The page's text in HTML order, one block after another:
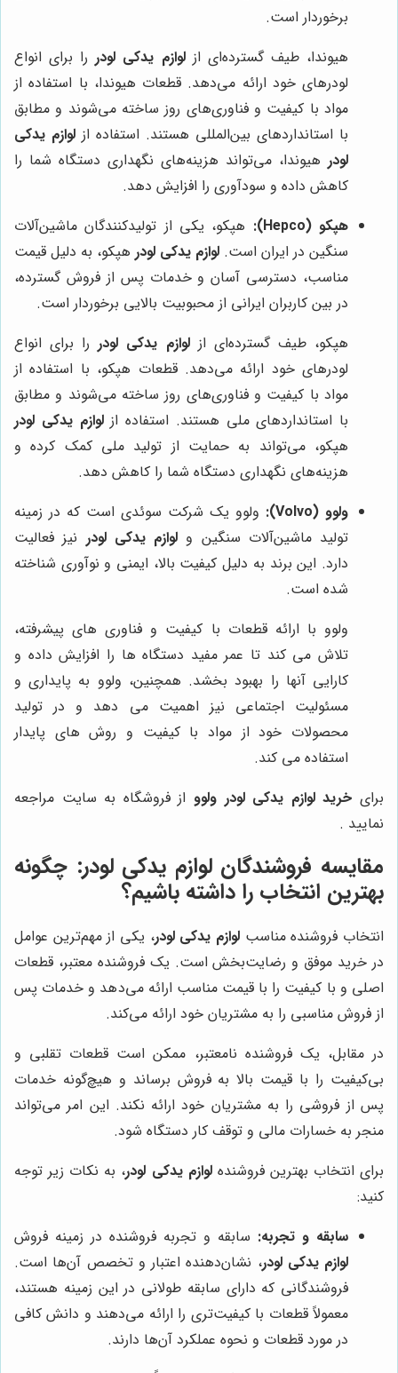
برخوردار است.
هیوندا، طیف گسترده‌ای ازلوازم یدکی لودررا برای انواع
لودرهای خود ارائه می‌دهد. قطعات هیوندا، با استفاده از
مواد با کیفیت و فناوری‌های روز ساخته می‌شوند و مطابق
با استانداردهای بین‌المللی هستند. استفاده از لوازم یدکی
لودر هیوندا، می‌تواند هزینه‌های نگهداری دستگاه شما را
کاهش داده و سودآوری را افزایش دهد.
هپکو (Hepco):
هپکو، یکی از تولیدکنندگان ماشین‌آلات
سنگین در ایران است. لوازم یدکی لودر هپکو، به دلیل قیمت
مناسب، دسترسی آسان و خدمات پس از فروش گسترده،
در بین کاربران ایرانی از محبوبیت بالایی برخوردار است.
هپکو، طیف گسترده‌ای ازلوازم یدکی لودررا برای انواع
لودرهای خود ارائه می‌دهد. قطعات هپکو، با استفاده از
مواد با کیفیت و فناوری‌های روز ساخته می‌شوند و مطابق
با استانداردهای ملی هستند. استفاده ازلوازم یدکی لودر
هپکو، می‌تواند به حمایت از تولید ملی کمک کرده و
هزینه‌های نگهداری دستگاه شما را کاهش دهد.
ولوو (Volvo):
ولوو یک شرکت سوئدی است که در زمینه
تولید ماشین‌آلات سنگین و لوازم یدکی لودر نیز فعالیت
دارد. این برند به دلیل کیفیت بالا، ایمنی و نوآوری شناخته
شده است.
ولوو با ارائه قطعات با کیفیت و فناوری های پیشرفته،
تلاش می کند تا عمر مفید دستگاه ها را افزایش داده و
کارایی آنها را بهبود بخشد. همچنین، ولوو به پایداری و
مسئولیت اجتماعی نیز اهمیت می دهد و در تولید
محصولات خود از مواد با کیفیت و روش های پایدار
استفاده می کند.
برای خرید لوازم یدکی لودر ولوو از فروشگاه به سایت مراجعه
نمایید .
مقایسه فروشندگان لوازم یدکی لودر: چگونه
بهترین انتخاب را داشته باشیم؟
انتخاب فروشنده مناسب لوازم یدکی لودر، یکی از مهم‌ترین عوامل
در خرید موفق و رضایت‌بخش است. یک فروشنده معتبر، قطعات
اصلی و با کیفیت را با قیمت مناسب ارائه می‌دهد و خدمات پس
از فروش مناسبی را به مشتریان خود ارائه می‌کند.
در مقابل، یک فروشنده نامعتبر، ممکن است قطعات تقلبی و
بی‌کیفیت را با قیمت بالا به فروش برساند و هیچ‌گونه خدمات
پس از فروشی را به مشتریان خود ارائه نکند. این امر می‌تواند
منجر به خسارات مالی و توقف کار دستگاه شود.
برای انتخاب بهترین فروشندهلوازم یدکی لودر، به نکات زیر توجه
کنید:
سابقه و تجربه: سابقه و تجربه فروشنده در زمینه فروش
لوازم یدکی لودر، نشان‌دهنده اعتبار و تخصص آن‌ها است.
فروشندگانی که دارای سابقه طولانی در این زمینه هستند،
معمولاً قطعات با کیفیت‌تری را ارائه می‌دهند و دانش کافی
در مورد قطعات و نحوه عملکرد آن‌ها دارند.